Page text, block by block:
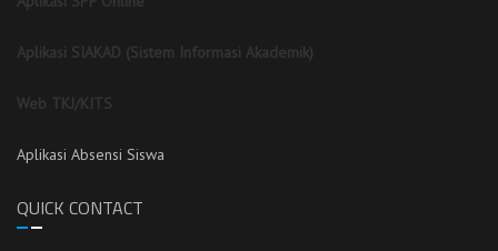
Aplikasi SIAKAD (Sistem Informasi Akademik)
Web TKJ/KITS
Aplikasi Absensi Siswa
QUICK CONTACT